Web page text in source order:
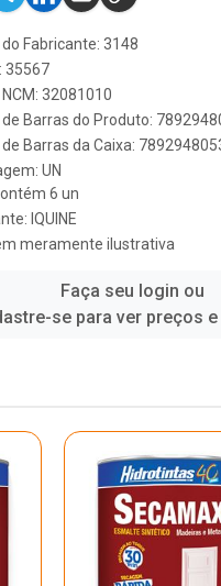
Fabricante: 3148
35567
32081010
Barras do Produto:
Barras da Caixa:
UN
6 un
IQUINE
meramente ilustrativa
Faça seu login ou
se para ver preços